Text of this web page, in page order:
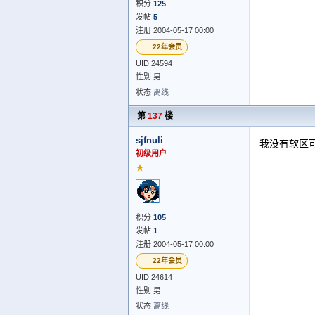
积分 125
发帖 5
注册 2004-05-17 00:00
22年会员
UID 24594
性别 男
状态 离线
第 137 楼
sjfnuli
初级用户
★
积分 105
发帖 1
注册 2004-05-17 00:00
22年会员
UID 24614
性别 男
状态 离线
我没有软区